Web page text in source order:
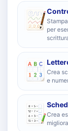
per
Crea
e
Crea